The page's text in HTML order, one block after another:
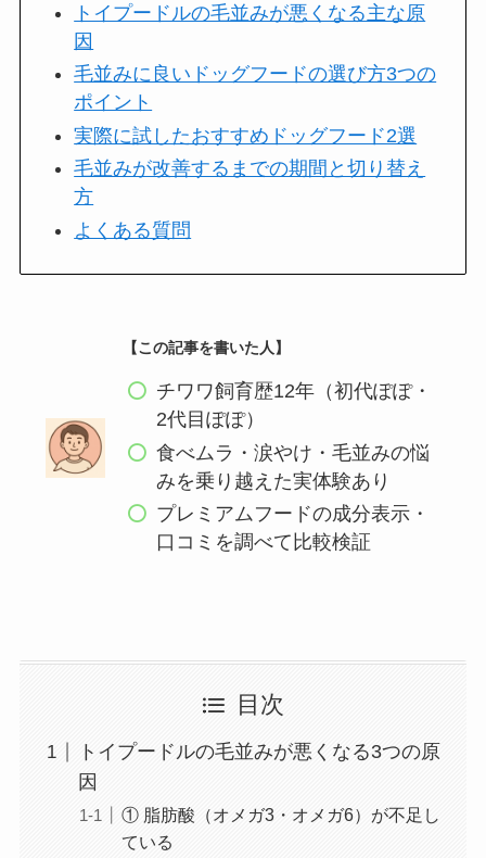
トイプードルの毛並みが悪くなる主な原
因
毛並みに良いドッグフードの選び方3つの
ポイント
実際に試したおすすめドッグフード2選
毛並みが改善するまでの期間と切り替え
方
よくある質問
【この記事を書いた人】
チワワ飼育歴12年（初代ぽぽ・
2代目ぽぽ）
食べムラ・涙やけ・毛並みの悩
みを乗り越えた実体験あり
プレミアムフードの成分表示・
口コミを調べて比較検証
目次
トイプードルの毛並みが悪くなる3つの原
因
① 脂肪酸（オメガ3・オメガ6）が不足し
ている